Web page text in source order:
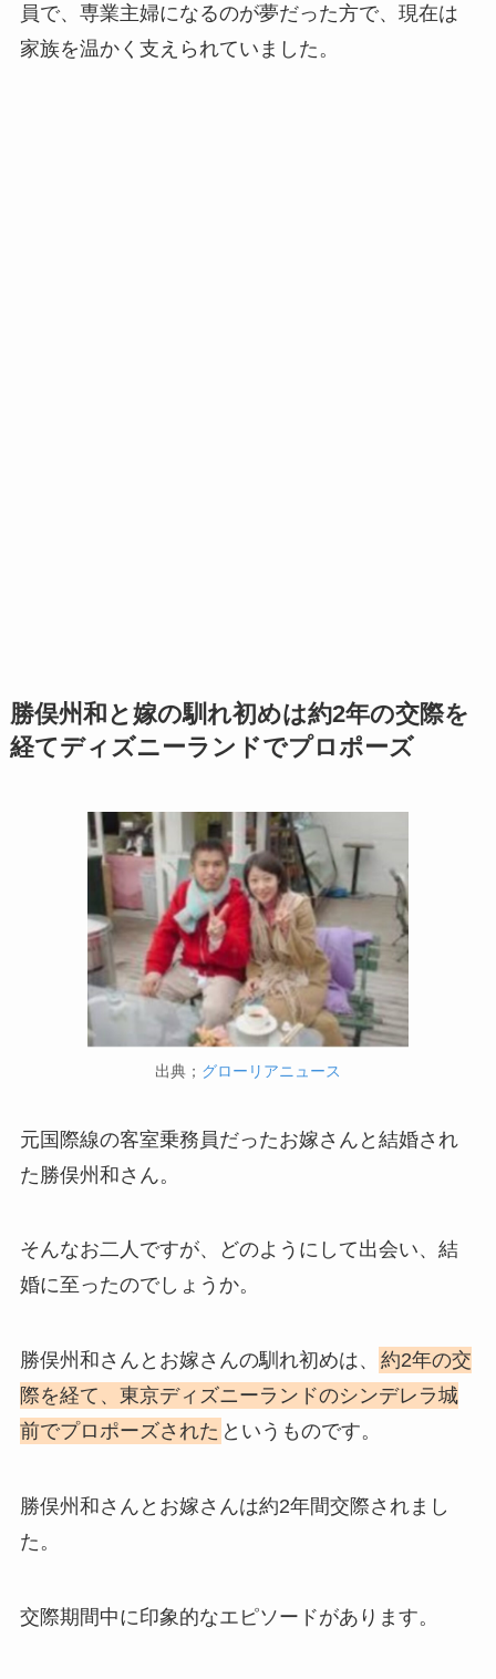
員で、専業主婦になるのが夢だった方で、現在は
家族を温かく支えられていました。
勝俣州和と嫁の馴れ初めは約2年の交際を
経てディズニーランドでプロポーズ
出典； グローリアニュース
元国際線の客室乗務員だったお嫁さんと結婚され
た勝俣州和さん。
そんなお二人ですが、どのようにして出会い、結
婚に至ったのでしょうか。
勝俣州和さんとお嫁さんの馴れ初めは、
約2年の交
際を経て、東京ディズニーランドのシンデレラ城
前でプロポーズされた というものです。
勝俣州和さんとお嫁さんは約2年間交際されまし
た。
交際期間中に印象的なエピソードがあります。